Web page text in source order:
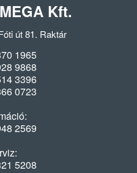
Kft.
út 81. Raktár
1965
9868
3396
0723
2569
5208